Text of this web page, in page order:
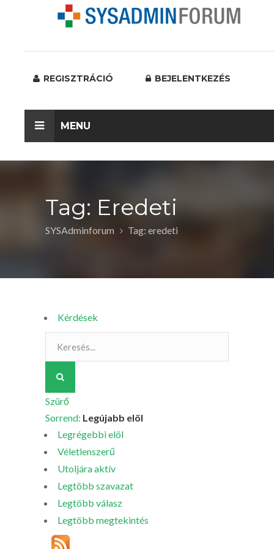
REGISZTRÁCIÓ BEJELENTKEZÉS
MENU
Tag: Eredeti
SYSAdminforum Tag: eredeti
Kérdések
Szürő
Sorrend: Legújabb elöl
Legrégebbi elöl
Véletlenszerű
Utoljára aktív
Legtöbb szavazat
Legtöbb válasz
Legtöbb megtekintés